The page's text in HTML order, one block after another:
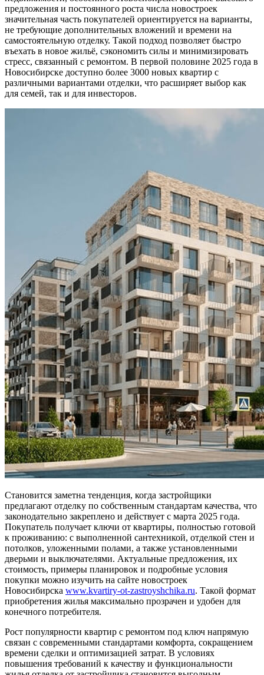
предложения и постоянного роста числа новостроек
значительная часть покупателей ориентируется на варианты,
не требующие дополнительных вложений и времени на
самостоятельную отделку. Такой подход позволяет быстро
въехать в новое жильё, сэкономить силы и минимизировать
стресс, связанный с ремонтом. В первой половине 2025 года в
Новосибирске доступно более 3000 новых квартир с
различными вариантами отделки, что расширяет выбор как
для семей, так и для инвесторов.
Становится заметна тенденция, когда застройщики
предлагают отделку по собственным стандартам качества, что
законодательно закреплено и действует с марта 2025 года.
Покупатель получает ключи от квартиры, полностью готовой
к проживанию: с выполненной сантехникой, отделкой стен и
потолков, уложенными полами, а также установленными
дверьми и выключателями. Актуальные предложения, их
стоимость, примеры планировок и подробные условия
покупки можно изучить на сайте новостроек
Новосибирска www.kvartiry-ot-zastroyshchika.ru. Такой формат
приобретения жилья максимально прозрачен и удобен для
конечного потребителя.
Рост популярности квартир с ремонтом под ключ напрямую
связан с современными стандартами комфорта, сокращением
времени сделки и оптимизацией затрат. В условиях
повышения требований к качеству и функциональности